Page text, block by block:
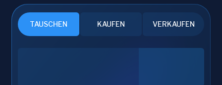
TAUSCHEN KAUFEN VERKAUFEN